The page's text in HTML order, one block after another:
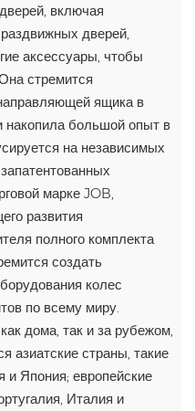
включая
дверей,
аксессуары, чтобы
стремится
ящика в
накопила большой опыт в
на независимых
марке JOB,
развития
полного комплекта
создать
колес
по всему миру.
дома, так и за рубежом,
азиатские страны, такие
и Япония; европейские
Италия и